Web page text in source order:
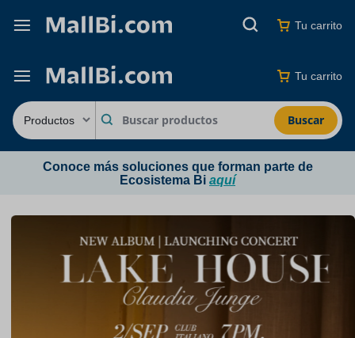
Tu carrito
Buscar
Tu carrito
Conoce más soluciones que forman parte de
Ecosistema Bi aquí